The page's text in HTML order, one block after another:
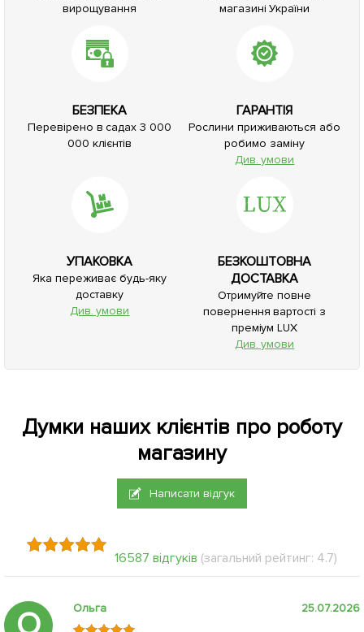
вирощування
магазині України
БЕЗПЕКА
Перевірено в садах 3 000
000 клієнтів
ГАРАНТІЯ
Рослини приживаються або
робимо заміну
Див. умови
УПАКОВКА
Яка переживає будь-яку
доставку
Див. умови
БЕЗКОШТОВНА
ДОСТАВКА
Отримуйте повне
повернення вартості з
преміум LUX
Див. умови
Думки наших клієнтів про роботу
магазину
Написати відгук
16587 відгуків (загальний рейтинг: 4.7)
Ольга 25.07.2026